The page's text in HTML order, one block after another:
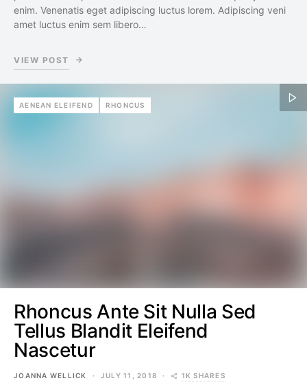
enim. Venenatis eget adipiscing luctus lorem. Adipiscing veni
amet luctus enim sem libero…
VIEW POST
AENEAN ELEIFEND RHONCUS
Rhoncus Ante Sit Nulla Sed
Tellus Blandit Eleifend
Nascetur
JOANNA WELLICK JULY 11, 2018 1K SHARES